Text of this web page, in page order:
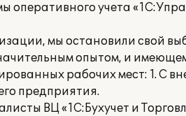
учета
мы остановили свой
опытом, и
рабочих мест: 1. С
предприятия.
ВЦ «1С:Бухучет и